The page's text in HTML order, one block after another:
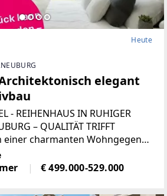
Heute
elegant
- REIHENHAUS IN RUHIGER
– QUALITÄT TRIFFT
einer charmanten Wohngegend
Siedlung in Korneuburg
hochwertig ausgeführte
€ 499.000-529.000